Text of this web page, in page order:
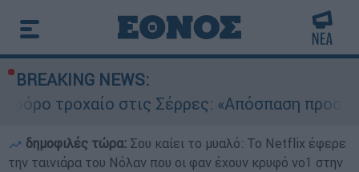
BREAKING NEWS:
τροχαίο στις Σέρρες: «Απόσπαση προσοχής
δημοφιλές τώρα: Σου καίει το μυαλό: Το Netflix έφερε
την ταινιάρα του Νόλαν που οι φαν έχουν κρυφό νο1 στην